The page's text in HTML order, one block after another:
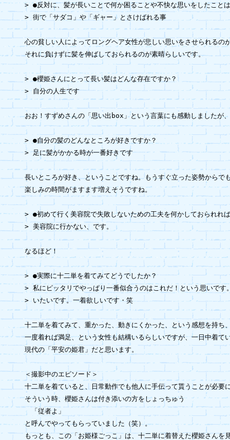
> ●反対に、髪が長いことで何か困ることや不快な思いをしたこと
> 街で「サダコ」や「ギャー」とさけばれる事
心の貧しい人によってロングヘア女性が悲しい思いをさせられるの
それに負けずに髪を伸ばしておられるのが素晴らしいです。
> ●櫻姫さんにとって長い髪はどんな存在ですか？
> 自分の人生です
おお！すずめさんの「思い出box」という言葉にも感動しましたが
> ●自分の髪のどんなところが好きですか？
> 足に髪がかかる時が一番好きです
長いところが好き、ということですね。もうすぐ立った姿勢からで
楽しみの時間がますます増えそうですね。
> ●初めて行く美容院で失敗しないための工夫を何かしておられれ
> 美容院に行かない、です。
なるほど！
> ●実際に十二単を着てみてどうでしたか？
> 私にピッタリでやっぱり一番似合うのはこれだ！という思いです
> いたいです。一着欲しいです・笑
十二単を着てみて、重かった、動きにくかった、という感想を持ち
一度着れば満足、という女性も結構いるらしいですが、一日中着て
現代の「平安の姫君」だと思います。
＜撮影中のエピソード＞
十二単を着ていると、日常動作でも他人に手伝って貰うことが必要
そういう時、櫻姫さんは付き添いの方をしょっちゅう
「従者よ」
と呼んでやってもらっていました（笑）。
もっとも、この「お姫様ごっこ」は、十二単に着替えた櫻姫さんを